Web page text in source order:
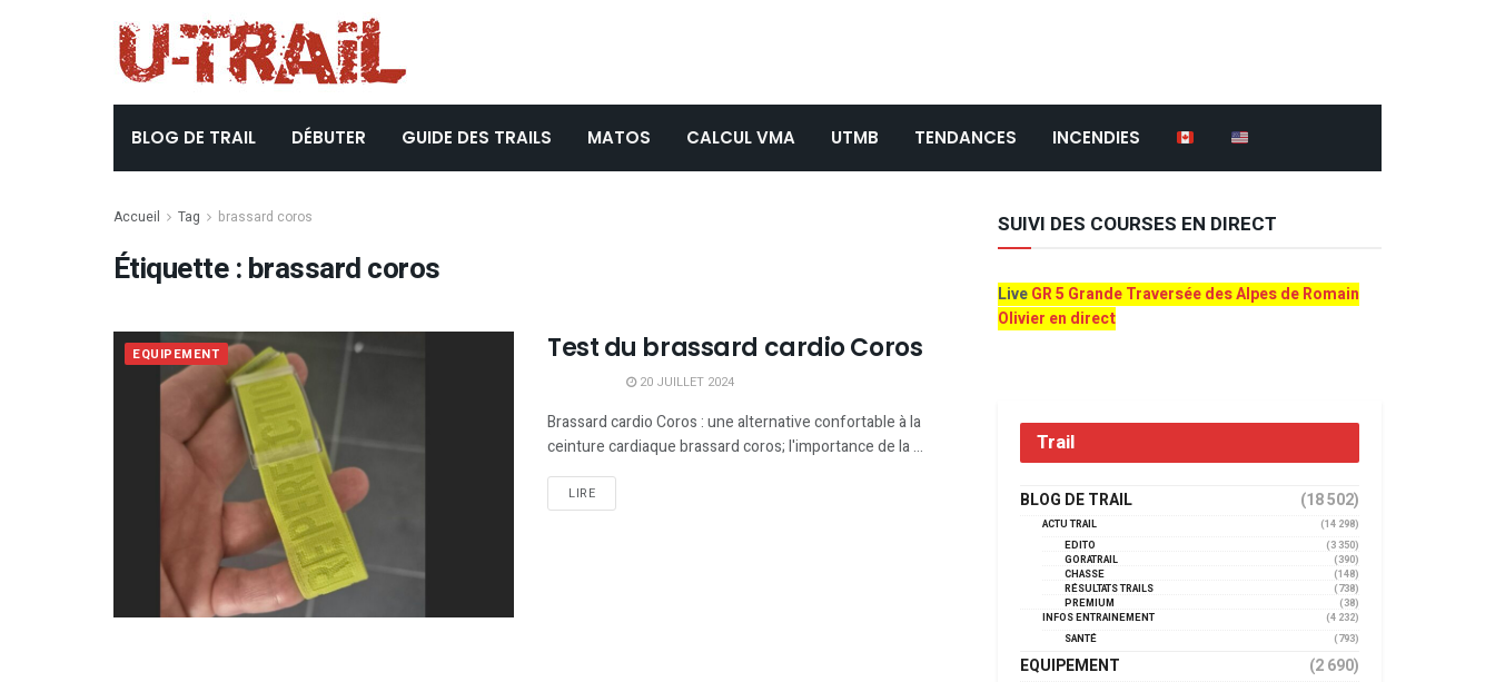
BLOG DE TRAIL DÉBUTER GUIDE DES TRAILS MATOS CALCUL VMA UTMB TENDANCES INCENDIES
Accueil Tag brassard coros
Étiquette :brassard coros
EQUIPEMENT Test du brassard cardio Coros
20 JUILLET 2024
Brassard cardio Coros : une alternative confortable à la
ceinture cardiaque brassard coros; l'importance de la ...
LIRE
SUIVI DES COURSES EN DIRECT
LiveGR 5 Grande Traversée des Alpes de Romain
Olivier en direct
Trail
BLOG DE TRAIL (18 502)
ACTU TRAIL
(14 298)
EDITO
(3 350)
GORATRAIL
(390)
CHASSE
(148)
RÉSULTATS TRAILS
(738)
PREMIUM
(38)
INFOS ENTRAINEMENT
(4 232)
SANTÉ
(793)
EQUIPEMENT (2 690)